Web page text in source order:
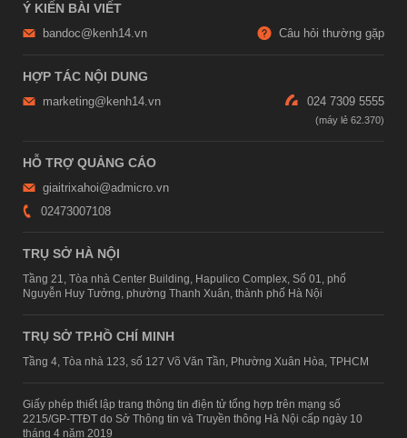
Ý KIẾN BÀI VIẾT
bandoc@kenh14.vn Câu hỏi thường gặp
HỢP TÁC NỘI DUNG
marketing@kenh14.vn 024 7309 5555
HỖ TRỢ QUẢNG CÁO
giaitrixahoi@admicro.vn
02473007108
TRỤ SỞ HÀ NỘI
Tầng 21, Tòa nhà Center Building, Hapulico Complex, Số 01, phố
Nguyễn Huy Tưởng, phường Thanh Xuân, thành phố Hà Nội
TRỤ SỞ TP.HỒ CHÍ MINH
Tầng 4, Tòa nhà 123, số 127 Võ Văn Tần, Phường Xuân Hòa, TPHCM
Giấy phép thiết lập trang thông tin điện tử tổng hợp trên mạng số
2215/GP-TTĐT do Sở Thông tin và Truyền thông Hà Nội cấp ngày 10
tháng 4 năm 2019